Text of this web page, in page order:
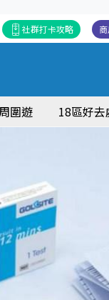
社群打卡攻略
圍遊 18區好去